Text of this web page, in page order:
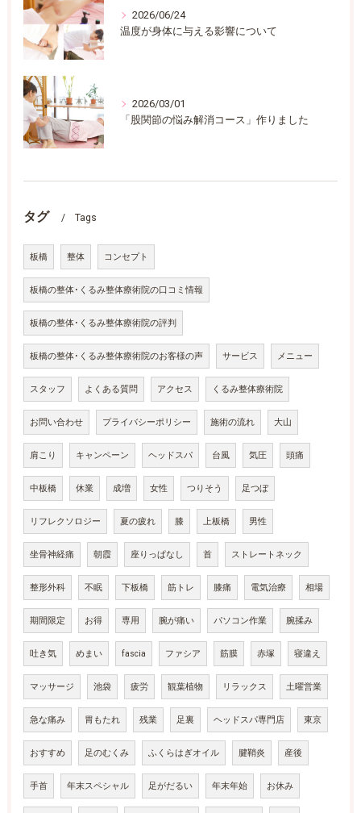
2026/06/24
温度が身体に与える影響について
2026/03/01
「股関節の悩み解消コース」作りました
タグ Tags
板橋 整体 コンセプト
板橋の整体･くるみ整体療術院の口コミ情報
板橋の整体･くるみ整体療術院の評判
板橋の整体･くるみ整体療術院のお客様の声 サービス メニュー
スタッフ よくある質問 アクセス くるみ整体療術院
お問い合わせ プライバシーポリシー 施術の流れ 大山
肩こり キャンペーン ヘッドスパ 台風 気圧 頭痛
中板橋 休業 成増 女性 つりそう 足つぼ
リフレクソロジー 夏の疲れ 膝 上板橋 男性
坐骨神経痛 朝霞 座りっぱなし 首 ストレートネック
整形外科 不眠 下板橋 筋トレ 膝痛 電気治療 相場
期間限定 お得 専用 腕が痛い パソコン作業 腕揉み
吐き気 めまい fascia ファシア 筋膜 赤塚 寝違え
マッサージ 池袋 疲労 観葉植物 リラックス 土曜営業
急な痛み 胃もたれ 残業 足裏 ヘッドスパ専門店 東京
おすすめ 足のむくみ ふくらはぎオイル 腱鞘炎 産後
手首 年末スペシャル 足がだるい 年末年始 お休み